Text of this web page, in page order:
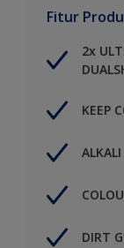
Fitur
2x
KEEP
DIRT